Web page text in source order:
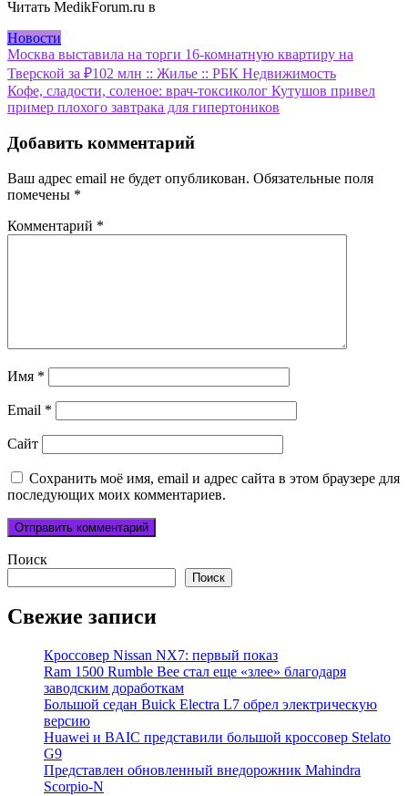
Читать MedikForum.ru в
Новости
Навигация
по
записям
Москва выставила на торги 16-комнатную квартиру на
Тверской за ₽102 млн :: Жилье :: РБК Недвижимость
Кофе, сладости, соленое: врач-токсиколог Кутушов привел
пример плохого завтрака для гипертоников
Добавить комментарий
Ваш адрес email не будет опубликован. Обязательные поля
помечены *
Комментарий *
Имя *
Email *
Сайт
Сохранить моё имя, email и адрес сайта в этом браузере для
последующих моих комментариев.
Поиск
Поиск
Свежие записи
Кроссовер Nissan NX7: первый показ
Ram 1500 Rumble Bee стал еще «злее» благодаря
заводским доработкам
Большой седан Buick Electra L7 обрел электрическую
версию
Huawei и BAIC представили большой кроссовер Stelato
G9
Представлен обновленный внедорожник Mahindra
Scorpio-N